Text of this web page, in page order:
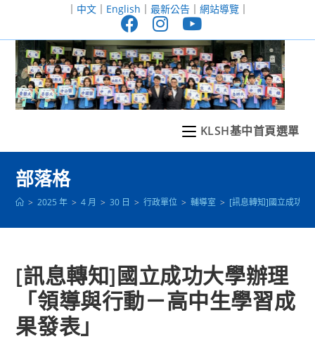
至
｜ 中文｜ English ｜ 最新公告｜ 網站導覽｜
KLSH基中首頁選單
部落格
> 2025 年 > 4 月 > 30 日 > 行政單位 > 輔導室 > [訊息轉知]國立成功大
[訊息轉知]國立成功大學辦理
「領導與行動－高中生學習成
果發表」